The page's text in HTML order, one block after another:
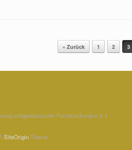
« Zurück 1 2 3
zeitgenössischer Porzellankunst e.V. I
SiteOriginTheme